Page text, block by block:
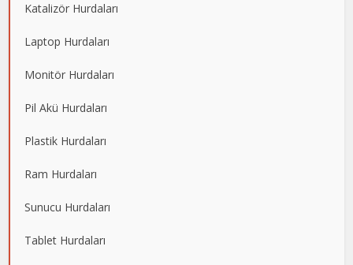
Katalizör Hurdaları
Laptop Hurdaları
Monitör Hurdaları
Pil Akü Hurdaları
Plastik Hurdaları
Ram Hurdaları
Sunucu Hurdaları
Tablet Hurdaları